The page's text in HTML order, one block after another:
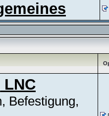
LNC
Befestigung,